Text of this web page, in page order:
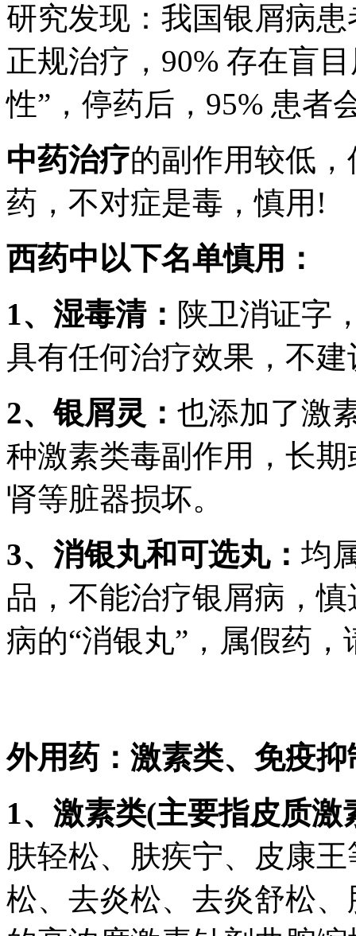
研究发现：我国银屑病
正规治疗，90% 存在盲
性”，停药后，95% 患者
中药治疗的副作用较低
药，不对症是毒，慎用!
西药中以下名单慎用：
1、湿毒清： 陕卫消证字
具有任何治疗效果，不
2、银屑灵： 也添加了激
种激素类毒副作用，长
肾等脏器损坏。
3、消银丸和可选丸： 均
品，不能治疗银屑病，
病的“消银丸”，属假药
外用药：激素类、免疫
1、激素类(主要指皮质激
肤轻松、肤疾宁、皮康
松、去炎松、去炎舒松